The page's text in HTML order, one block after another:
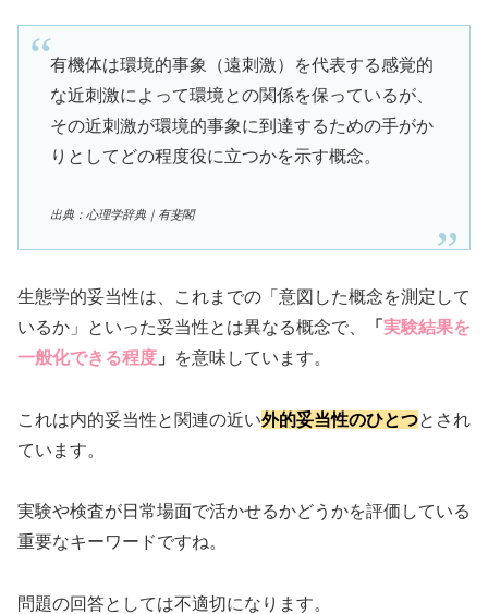
有機体は環境的事象（遠刺激）を代表する感覚的
な近刺激によって環境との関係を保っているが、
その近刺激が環境的事象に到達するための手がか
りとしてどの程度役に立つかを示す概念。
出典：心理学辞典｜有斐閣
生態学的妥当性は、これまでの「意図した概念を測定して
いるか」といった妥当性とは異なる概念で、
「 実験結果を
一般化できる程度 」 を意味しています。
これは内的妥当性と関連の近い外的妥当性のひとつとされ
ています。
実験や検査が日常場面で活かせるかどうかを評価している
重要なキーワードですね。
問題の回答としては不適切になります。